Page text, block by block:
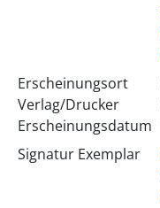
Erscheinungsort
Verlag/Drucker
Erscheinungsdatum
Signatur Exemplar